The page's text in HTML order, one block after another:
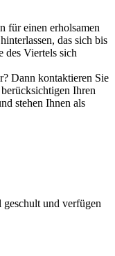
für einen erholsamen
das sich bis
des Viertels sich
Dann kontaktieren Sie
Ihren
stehen Ihnen als
geschult und verfügen